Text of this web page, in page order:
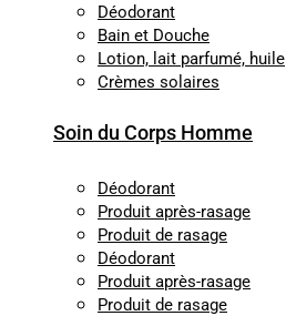
Déodorant
Bain et Douche
Lotion, lait parfumé, huile
Crèmes solaires
Soin du Corps Homme
Déodorant
Produit après-rasage
Produit de rasage
Déodorant
Produit après-rasage
Produit de rasage